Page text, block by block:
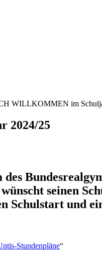
WILLKOMMEN im
2024/25
des
wünscht seinen
Schulstart und
Stundenpläne“